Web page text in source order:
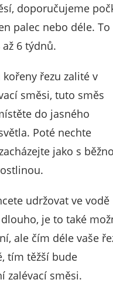
doporučujeme
palec nebo déle. To
6 týdnů.
kořeny řezu zalité v
směsi, tuto směs
do jasného
Poté nechte
jako s
udržovat ve vodě
je to také
ale čím déle vaše
tím těžší bude
zalévací směsi.